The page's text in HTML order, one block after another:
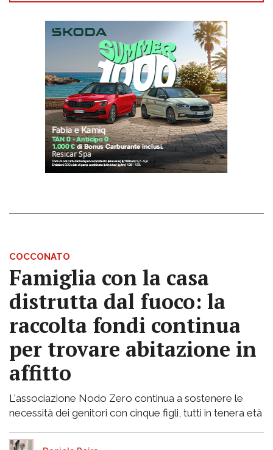
COCCONATO
Famiglia con la casa
distrutta dal fuoco: la
raccolta fondi continua
per trovare abitazione in
affitto
L'associazione Nodo Zero continua a sostenere le
necessità dei genitori con cinque figli, tutti in tenera età